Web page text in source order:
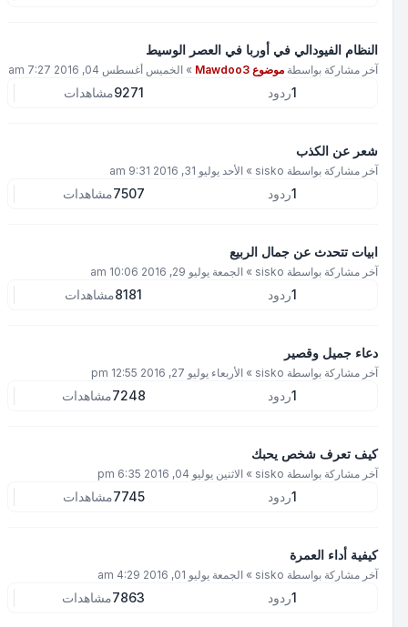
النظام الفيودالي في أوربا في العصر الوسيط
آخر مشاركة بواسطةموضوع Mawdoo3 »الخميس أغسطس 04, 2016 7:27 am
ردود 9271مشاهدات
شعر عن الكذب
آخر مشاركة بواسطةsisko
»الأحد يوليو 31, 2016 9:31 am
ردود 7507مشاهدات
ابيات تتحدث عن جمال الربيع
آخر مشاركة بواسطةsisko
»الجمعة يوليو 29, 2016 10:06 am
ردود 8181مشاهدات
دعاء جميل وقصير
آخر مشاركة بواسطةsisko
»الأربعاء يوليو 27, 2016 12:55 pm
ردود 7248مشاهدات
كيف تعرف شخص يحبك
آخر مشاركة بواسطةsisko
»الاثنين يوليو 04, 2016 6:35 pm
ردود 7745مشاهدات
كيفية أداء العمرة
آخر مشاركة بواسطةsisko
»الجمعة يوليو 01, 2016 4:29 am
ردود 7863مشاهدات